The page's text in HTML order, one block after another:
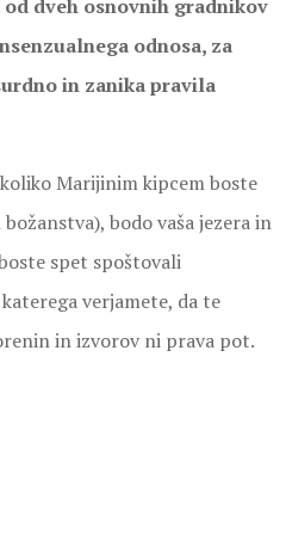
dveh osnovnih gradnikov
odnosa, za
in zanika pravila
Marijinim kipcem boste
bodo vaša jezera in
spet spoštovali
verjamete, da te
in izvorov ni prava pot.